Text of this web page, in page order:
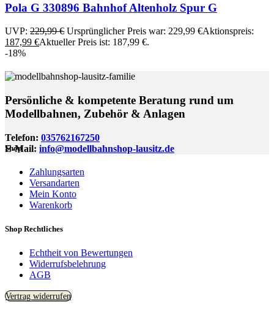
Pola G 330896 Bahnhof Altenholz Spur G
UVP: 229,99€ Ursprünglicher Preis war: 229,99 €Aktionspreis:
187,99 €Aktueller Preis ist: 187,99 €.
-18%
Persönliche & kompetente Beratung rund um
Modellbahnen, Zubehör & Anlagen
Telefon: 035762167250
E-Mail: info@modellbahnshop-lausitz.de
Shop
Zahlungsarten
Versandarten
Mein Konto
Warenkorb
Shop Rechtliches
Echtheit von Bewertungen
Widerrufsbelehrung
AGB
Vertrag widerrufen